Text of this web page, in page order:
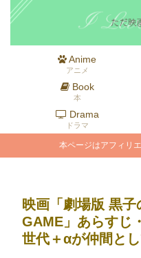
Anime
アニメ
Book
本
Drama
ドラマ
本ページはアフィリ
映画「劇場版 黒
GAME」あらすじ
世代＋αが仲間とし